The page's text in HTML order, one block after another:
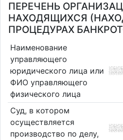
ПЕРЕЧЕНЬ
НАХОДЯЩИХСЯ
ПРОЦЕДУРАХ
Наименование
управляющего
юридического лица или
ФИО управляющего
физического лица
Суд, в котором
осуществляется
производство по делу,